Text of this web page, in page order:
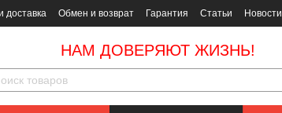
доставка Обмен и возврат Гарантия Статьи Новости
безопасности
НАМ ДОВЕРЯЮТ ЖИЗНЬ!